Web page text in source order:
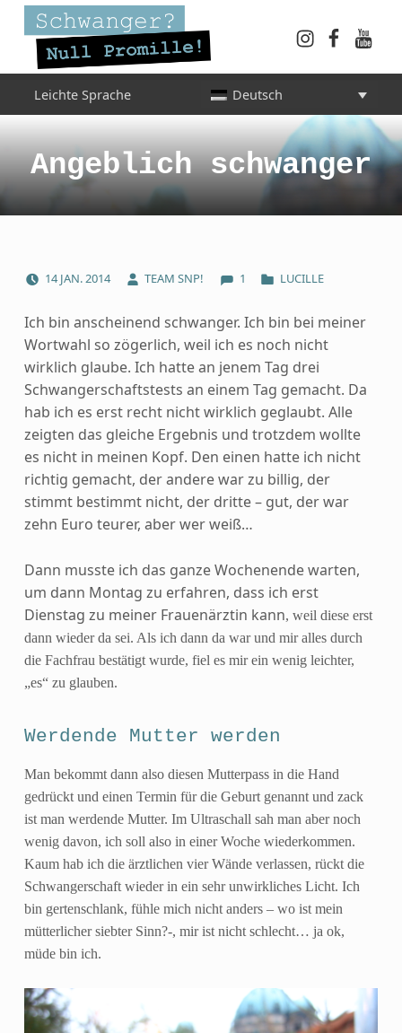
INFORMATIONEN FÜR SCHWANGERE, WERDENDE MÜTTER UND ALLE, DIE SIE IN DER SCHWANGERSCHAFT BEGLEITEN
Leichte Sprache Deutsch
Angeblich schwanger
14 JAN.2014 TEAM SNP! 1 LUCILLE
Ich bin anscheinend schwanger. Ich bin bei meiner
Wortwahl so zögerlich, weil ich es noch nicht
wirklich glaube. Ich hatte an jenem Tag drei
Schwangerschaftstests an einem Tag gemacht. Da
hab ich es erst recht nicht wirklich geglaubt. Alle
zeigten das gleiche Ergebnis und trotzdem wollte
es nicht in meinen Kopf. Den einen hatte ich nicht
richtig gemacht, der andere war zu billig, der
stimmt bestimmt nicht, der dritte – gut, der war
zehn Euro teurer, aber wer weiß…
Dann musste ich das ganze Wochenende warten,
um dann Montag zu erfahren, dass ich erst
Dienstag zu meiner Frauenärztin kann, weil diese erst
dann wieder da sei. Als ich dann da war und mir alles durch
die Fachfrau bestätigt wurde, fiel es mir ein wenig leichter,
„es“ zu glauben.
Werdende Mutter werden
Man bekommt dann also diesen Mutterpass in die Hand
gedrückt und einen Termin für die Geburt genannt und zack
ist man werdende Mutter. Im Ultraschall sah man aber noch
wenig davon, ich soll also in einer Woche wiederkommen.
Kaum hab ich die ärztlichen vier Wände verlassen, rückt die
Schwangerschaft wieder in ein sehr unwirkliches Licht. Ich
bin gertenschlank, fühle mich nicht anders – wo ist mein
mütterlicher siebter Sinn?-, mir ist nicht schlecht… ja ok,
müde bin ich.